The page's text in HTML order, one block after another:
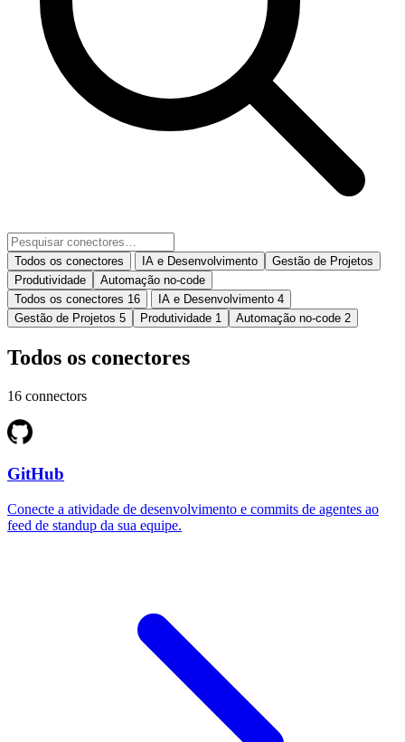
Todos os conectores IA e Desenvolvimento
Gestão de Projetos
Produtividade
Automação no-code
Todos os conectores 16 IA e Desenvolvimento 4
Gestão de Projetos 5 Produtividade 1 Automação no-code 2
Todos os conectores
16 connectors
GitHub
Conecte a atividade de desenvolvimento e commits de agentes ao
feed de standup da sua equipe.